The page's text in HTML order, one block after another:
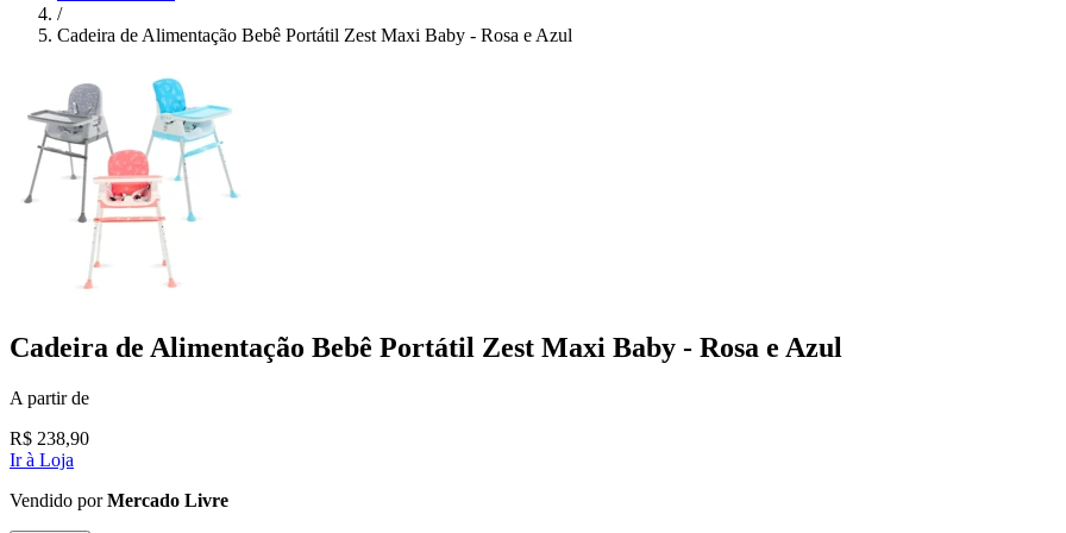
/
Cadeira de Alimentação Bebê Portátil Zest Maxi Baby - Rosa e Azul
Cadeira de Alimentação Bebê Portátil Zest Maxi Baby - Rosa e Azul
A partir de
R$ 238,90
Ir à Loja
Vendido porMercado Livre